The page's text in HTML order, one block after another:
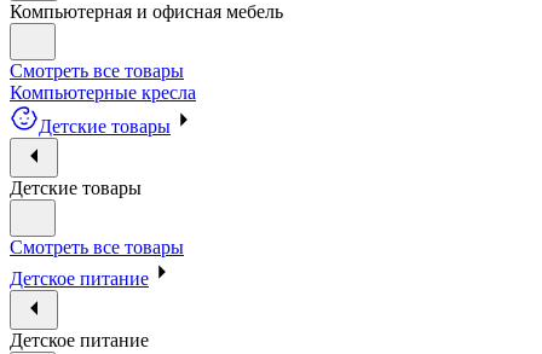
Компьютерная и офисная мебель
Смотреть все товары
Компьютерные кресла
Детские товары
Детские товары
Смотреть все товары
Детское питание
Детское питание